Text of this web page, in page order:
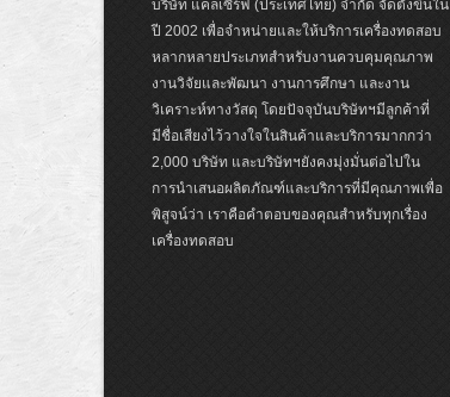
บริษัท แคลเซิร์ฟ (ประเทศไทย) จำกัด จัดตั้งขึ้นใน
ปี 2002 เพื่อจำหน่ายและให้บริการเครื่องทดสอบ
หลากหลายประเภทสำหรับงานควบคุมคุณภาพ
งานวิจัยและพัฒนา งานการศึกษา และงาน
วิเคราะห์ทางวัสดุ โดยปัจจุบันบริษัทฯมีลูกค้าที่
มีชื่อเสียงไว้วางใจในสินค้าและบริการมากกว่า
2,000 บริษัท และบริษัทฯยังคงมุ่งมั่นต่อไปใน
การนำเสนอผลิตภัณฑ์และบริการที่มีคุณภาพเพื่อ
พิสูจน์ว่า เราคือคำตอบของคุณสำหรับทุกเรื่อง
เครื่องทดสอบ